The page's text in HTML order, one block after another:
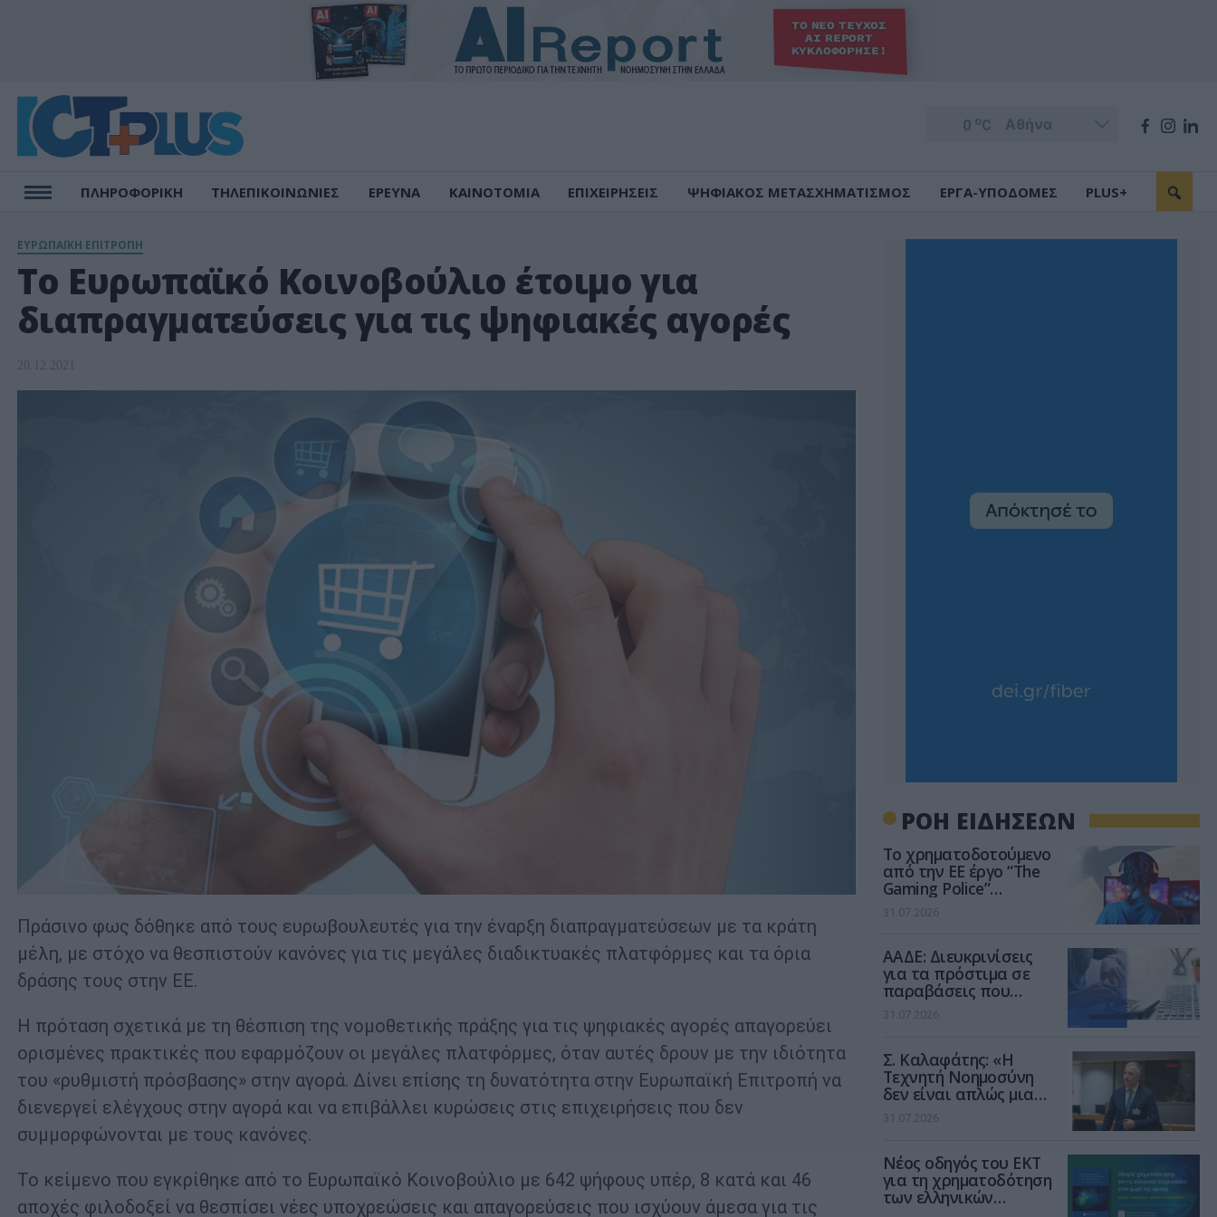
0 oC
ΠΛΗΡΟΦΟΡΙΚΗ ΤΗΛΕΠΙΚΟΙΝΩΝΙΕΣ ΕΡΕΥΝΑ ΚΑΙΝΟΤΟΜΙΑ ΕΠΙΧΕΙΡΗΣΕΙΣ ΨΗΦΙΑΚΟΣ ΜΕΤΑΣΧΗΜΑΤΙΣΜΟΣ ΕΡΓΑ-ΥΠΟΔΟΜΕΣ PLUS+
ΕΥΡΩΠΑΪΚΗ ΕΠΙΤΡΟΠΗ
To Ευρωπαϊκό Κοινοβούλιο έτοιμο για
διαπραγματεύσεις για τις ψηφιακές αγορές
20.12.2021
Πράσινο φως δόθηκε από τους ευρωβουλευτές για την έναρξη διαπραγματεύσεων με τα κράτη
μέλη, με στόχο να θεσπιστούν κανόνες για τις μεγάλες διαδικτυακές πλατφόρμες και τα όρια
δράσης τους στην ΕΕ.
Η πρόταση σχετικά με τη θέσπιση της νομοθετικής πράξης για τις ψηφιακές αγορές απαγορεύει
ορισμένες πρακτικές που εφαρμόζουν οι μεγάλες πλατφόρμες, όταν αυτές δρουν με την ιδιότητα
του «ρυθμιστή πρόσβασης» στην αγορά. Δίνει επίσης τη δυνατότητα στην Ευρωπαϊκή Επιτροπή να
διενεργεί ελέγχους στην αγορά και να επιβάλλει κυρώσεις στις επιχειρήσεις που δεν
συμμορφώνονται με τους κανόνες.
Το κείμενο που εγκρίθηκε από το Ευρωπαϊκό Κοινοβούλιο με 642 ψήφους υπέρ, 8 κατά και 46
αποχές φιλοδοξεί να θεσπίσει νέες υποχρεώσεις και απαγορεύσεις που ισχύουν άμεσα για τις
ΡΟΗ ΕΙΔΗΣΕΩΝ
Το χρηματοδοτούμενο
από την ΕΕ έργο “The
Gaming Police”
ενισχύει την ασφάλεια
των παιδιών στο
31.07.2026
ΑΑΔΕ: Διευκρινίσεις
για τα πρόστιμα σε
παραβάσεις που
αφορούν τους ΦΗΜ
31.07.2026
Σ. Καλαφάτης: «Η
Τεχνητή Νοημοσύνη
δεν είναι απλώς μια
νέα τεχνολογία, είναι
μια νέα βιομηχανική
31.07.2026
Νέος οδηγός του ΕΚΤ
για τη χρηματοδότηση
των ελληνικών